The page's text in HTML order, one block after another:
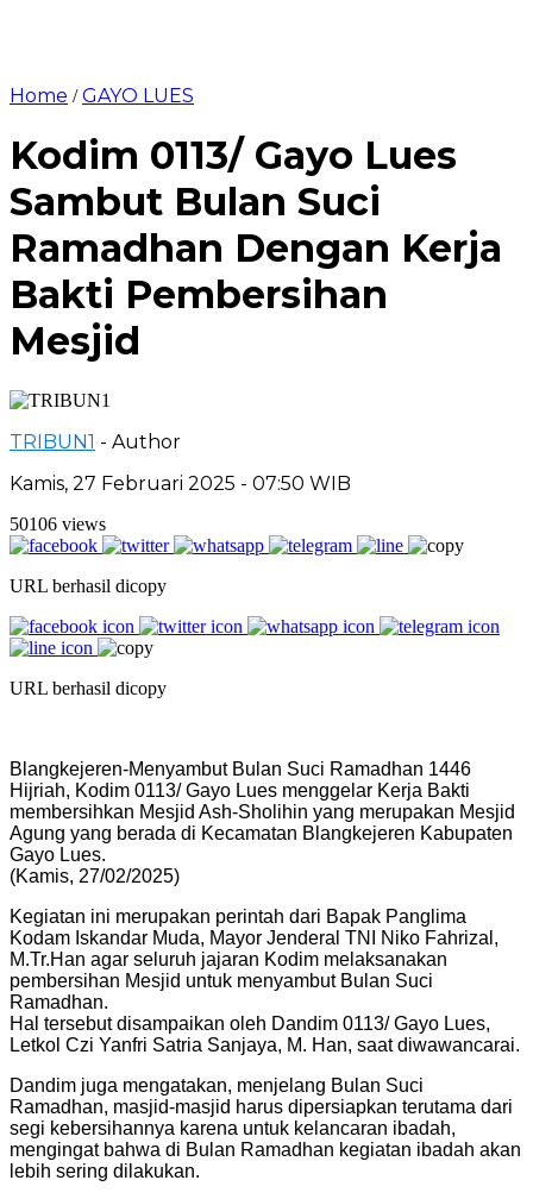
Home /GAYO LUES
Kodim 0113/ Gayo Lues
Sambut Bulan Suci
Ramadhan Dengan Kerja
Bakti Pembersihan
Mesjid
TRIBUN1 - Author
Kamis, 27 Februari 2025 - 07:50 WIB
50106 views
URL berhasil dicopy
URL berhasil dicopy
Blangkejeren-Menyambut Bulan Suci Ramadhan 1446
Hijriah, Kodim 0113/ Gayo Lues menggelar Kerja Bakti
membersihkan Mesjid Ash-Sholihin yang merupakan Mesjid
Agung yang berada di Kecamatan Blangkejeren Kabupaten
Gayo Lues.
(Kamis, 27/02/2025)
Kegiatan ini merupakan perintah dari Bapak Panglima
Kodam Iskandar Muda, Mayor Jenderal TNI Niko Fahrizal,
M.Tr.Han agar seluruh jajaran Kodim melaksanakan
pembersihan Mesjid untuk menyambut Bulan Suci
Ramadhan.
Hal tersebut disampaikan oleh Dandim 0113/ Gayo Lues,
Letkol Czi Yanfri Satria Sanjaya, M. Han, saat diwawancarai.
Dandim juga mengatakan, menjelang Bulan Suci
Ramadhan, masjid-masjid harus dipersiapkan terutama dari
segi kebersihannya karena untuk kelancaran ibadah,
mengingat bahwa di Bulan Ramadhan kegiatan ibadah akan
lebih sering dilakukan.